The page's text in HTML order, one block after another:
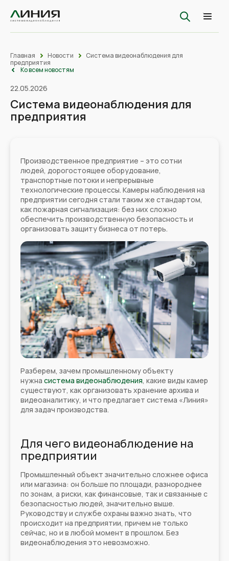
Главная Новости
Система видеонаблюдения для
предприятия
Ко всем новостям
22.05.2026
Система видеонаблюдения для
предприятия
Производственное предприятие – это сотни
людей, дорогостоящее оборудование,
транспортные потоки и непрерывные
технологические процессы. Камеры наблюдения на
предприятии сегодня стали таким же стандартом,
как пожарная сигнализация: без них сложно
обеспечить производственную безопасность и
организовать защиту бизнеса от потерь.
Разберем, зачем промышленному объекту
нужна система видеонаблюдения, какие виды камер
существуют, как организовать хранение архива и
видеоаналитику, и что предлагает система «Линия»
для задач производства.
Для чего видеонаблюдение на
предприятии
Промышленный объект значительно сложнее офиса
или магазина: он больше по площади, разнороднее
по зонам, а риски, как финансовые, так и связанные с
безопасностью людей, значительно выше.
Руководству и службе охраны важно знать, что
происходит на предприятии, причем не только
сейчас, но и в любой момент в прошлом. Без
видеонаблюдения это невозможно.